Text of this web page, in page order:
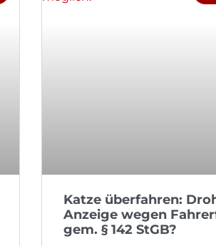
Katze überfahren:
Anzeige wegen
gem. § 142 StGB?